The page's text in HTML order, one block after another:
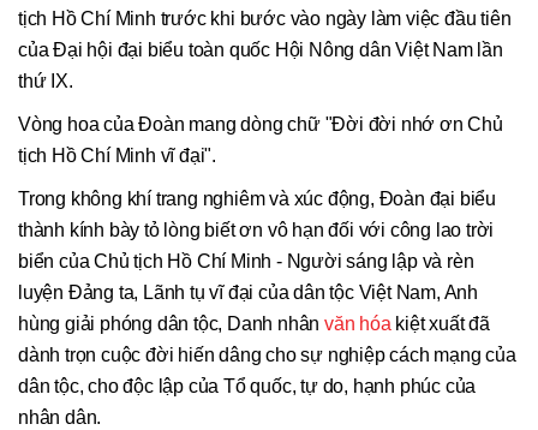
tịch Hồ Chí Minh trước khi bước vào ngày làm việc đầu tiên
của Đại hội đại biểu toàn quốc Hội Nông dân Việt Nam lần
thứ IX.
Vòng hoa của Đoàn mang dòng chữ "Đời đời nhớ ơn Chủ
tịch Hồ Chí Minh vĩ đại".
Trong không khí trang nghiêm và xúc động, Đoàn đại biểu
thành kính bày tỏ lòng biết ơn vô hạn đối với công lao trời
biển của Chủ tịch Hồ Chí Minh - Người sáng lập và rèn
luyện Đảng ta, Lãnh tụ vĩ đại của dân tộc Việt Nam, Anh
hùng giải phóng dân tộc, Danh nhânvăn hóa kiệt xuất đã
dành trọn cuộc đời hiến dâng cho sự nghiệp cách mạng của
dân tộc, cho độc lập của Tổ quốc, tự do, hạnh phúc của
nhân dân.